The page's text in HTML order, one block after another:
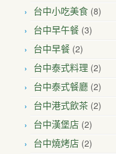
台中小吃美食 (8)
台中早午餐 (3)
台中早餐 (2)
台中泰式料理 (2)
台中泰式餐廳 (2)
台中港式飲茶 (2)
台中漢堡店 (2)
台中燒烤店 (2)